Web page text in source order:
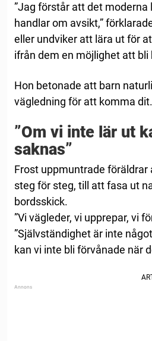
”Jag förstår att det
handlar om avsikt,”
eller undviker att lära ut för
ifrån dem en möjlighet att bli
Hon betonade att barn
vägledning för att komma dit.
”Om vi inte lär ut
saknas”
Frost uppmuntrade
steg för steg, till att fasa ut
bordsskick.
”Vi vägleder, vi upprepar, vi
”Självständighet är inte
kan vi inte bli förvånade när